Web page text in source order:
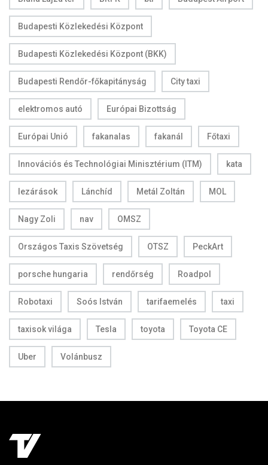
Budapesti Közlekedési Központ
Budapesti Közlekedési Központ (BKK)
Budapesti Rendőr-főkapitányság City taxi
elektromos autó Európai Bizottság
Európai Unió fakanalas fakanál Főtaxi
Innovációs és Technológiai Minisztérium (ITM) kata
lezárások Lánchíd Metál Zoltán MOL
Nagy Zoli nav OMSZ
Országos Taxis Szövetség OTSZ PeckArt
porsche hungaria rendőrség Roadpol
Robotaxi Soós István tarifaemelés taxi
taxisok világa Tesla toyota Toyota CE
Uber Volánbusz